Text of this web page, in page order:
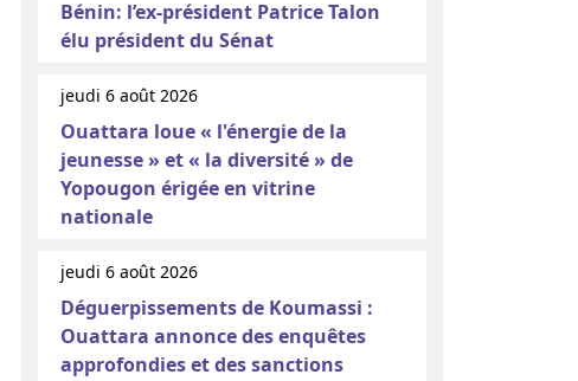
Bénin: l’ex-président Patrice Talon
élu président du Sénat
jeudi 6 août 2026
Ouattara loue « l'énergie de la
jeunesse » et « la diversité » de
Yopougon érigée en vitrine
nationale
jeudi 6 août 2026
Déguerpissements de Koumassi :
Ouattara annonce des enquêtes
approfondies et des sanctions